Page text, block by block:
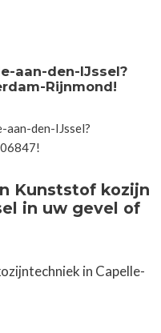
aan-den-IJssel?
Rijnmond!
aan-den-IJssel?
Kunststof kozijn
in uw gevel of
in Capelle-